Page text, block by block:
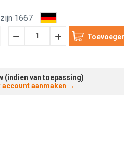
1667
HoeveelheidHoeveelheid
(indien van toepassing)
aanmaken →